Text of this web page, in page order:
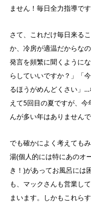
ません！毎日全力指導で
さて、これだけ毎日来る
か、冷房が適温だからな
発言を頻繁に聞くように
らしていいですか？」「
るほうがめんどくさい」
えて5回目の夏ですが、
んが多い年はありません
でも確かによく考えても
湯(個人的には特にあのオ
き！)があってお風呂には
も、マックさんも営業し
まいます。しかもこれら